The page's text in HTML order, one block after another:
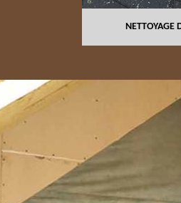
NETTOYAGE
: gratuit
et selon la nature des isolants
investissement qui peut cependant